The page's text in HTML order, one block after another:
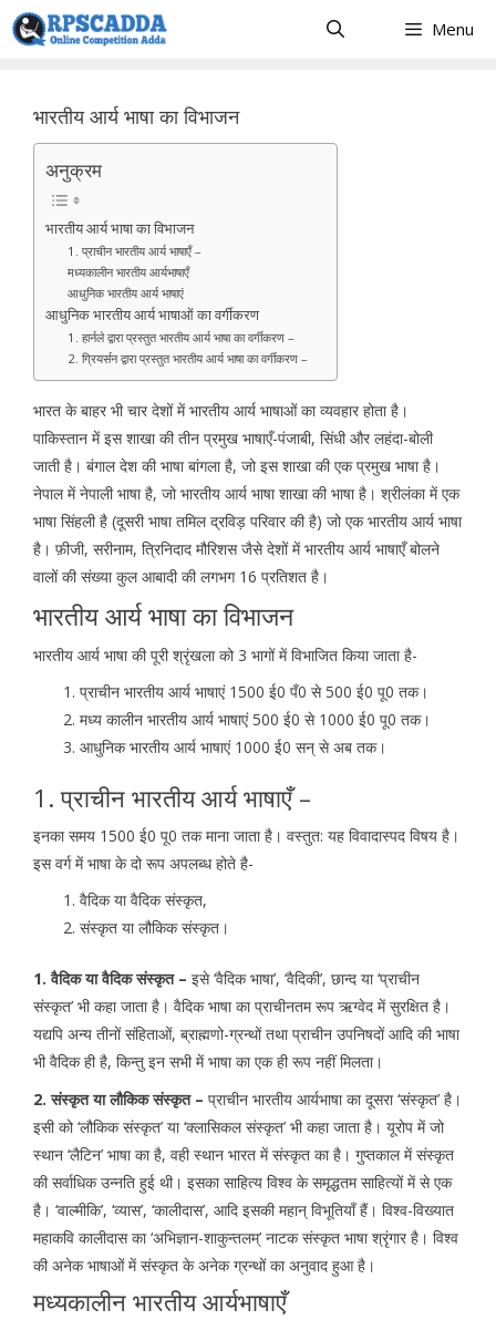
Skip
to
Menu
भारतीय आर्य भाषा का विभाजन
अनुक्रम
भारतीय आर्य भाषा का विभाजन
1. प्राचीन भारतीय आर्य भाषाएँ –
मध्यकालीन भारतीय आर्यभाषाएँ
आधुनिक भारतीय आर्य भाषाएं
आधुनिक भारतीय आर्य भाषाओं का वर्गीकरण
1. हार्नले द्वारा प्रस्तुत भारतीय आर्य भाषा का वर्गीकरण –
2. ग्रियर्सन द्वारा प्रस्तुत भारतीय आर्य भाषा का वर्गीकरण –
भारत के बाहर भी चार देशों में भारतीय आर्य भाषाओं का व्यवहार होता है।
पाकिस्तान में इस शाखा की तीन प्रमुख भाषाएँ-पंजाबी, सिंधी और लहंदा-बोली
जाती है। बंगाल देश की भाषा बांगला है, जो इस शाखा की एक प्रमुख भाषा है।
नेपाल में नेपाली भाषा है, जो भारतीय आर्य भाषा शाखा की भाषा है। श्रीलंका में एक
भाषा सिंहली है (दूसरी भाषा तमिल द्रविड़ परिवार की है) जो एक भारतीय आर्य भाषा
है। फ़ीजी, सरीनाम, त्रिनिदाद मौरिशस जैसे देशों में भारतीय आर्य भाषाएँ बोलने
वालों की संख्या कुल आबादी की लगभग 16 प्रतिशत है।
भारतीय आर्य भाषा का विभाजन
भारतीय आर्य भाषा की पूरी श्रृंखला को 3 भागों में विभाजित किया जाता है-
प्राचीन भारतीय आर्य भाषाएं 1500 ई0 पँ0 से 500 ई0 पू0 तक।
मध्य कालीन भारतीय आर्य भाषाएं 500 ई0 से 1000 ई0 पू0 तक।
आधुनिक भारतीय आर्य भाषाएं 1000 ई0 सन् से अब तक।
1. प्राचीन भारतीय आर्य भाषाएँ –
इनका समय 1500 ई0 पू0 तक माना जाता है। वस्तुत: यह विवादास्पद विषय है।
इस वर्ग में भाषा के दो रूप अपलब्ध होते है-
वैदिक या वैदिक संस्कृत,
संस्कृत या लौकिक संस्कृत।
1. वैदिक या वैदिक संस्कृत – इसे ‘वैदिक भाषा’, ‘वैदिकी’, छान्द या ‘प्राचीन
संस्कृत’ भी कहा जाता है। वैदिक भाषा का प्राचीनतम रूप ऋग्वेद में सुरक्षित है।
यद्यपि अन्य तीनों संहिताओं, ब्राह्मणो-ग्रन्थों तथा प्राचीन उपनिषदों आदि की भाषा
भी वैदिक ही है, किन्तु इन सभी में भाषा का एक ही रूप नहीं मिलता।
2. संस्कृत या लौकिक संस्कृत – प्राचीन भारतीय आर्यभाषा का दूसरा ‘संस्कृत’ है।
इसी को ‘लौकिक संस्कृत’ या ‘क्लासिकल संस्कृत’ भी कहा जाता है। यूरोप में जो
स्थान ‘लैटिन’ भाषा का है, वही स्थान भारत में संस्कृत का है। गुप्तकाल में संस्कृत
की सर्वाधिक उन्नति हुई थी। इसका साहित्य विश्व के समृद्धतम साहित्यों में से एक
है। ‘वाल्मीकि’, ‘व्यास’, ‘कालीदास’, आदि इसकी महान् विभूतियाँ हैं। विश्व-विख्यात
महाकवि कालीदास का ‘अभिज्ञान-शाकुन्तलम्’ नाटक संस्कृत भाषा श्रृंगार है। विश्व
की अनेक भाषाओं में संस्कृत के अनेक ग्रन्थों का अनुवाद हुआ है।
मध्यकालीन भारतीय आर्यभाषाएँ